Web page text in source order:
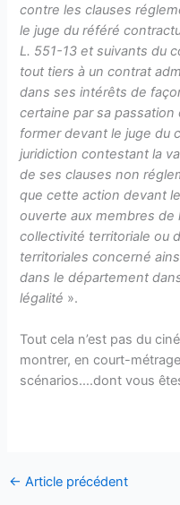
contre les clauses
le juge du référé
L. 551-13 et suivants du
tout tiers à un contrat
dans ses intérêts de
certaine par sa
former devant le juge du
juridiction contestant la
de ses clauses non
que cette action devant
ouverte aux membres de
collectivité territoriale ou
territoriales concerné
dans le département
légalité ».
Tout cela n’est pas du
montrer, en court-
scénarios….dont vous
← Article précédent